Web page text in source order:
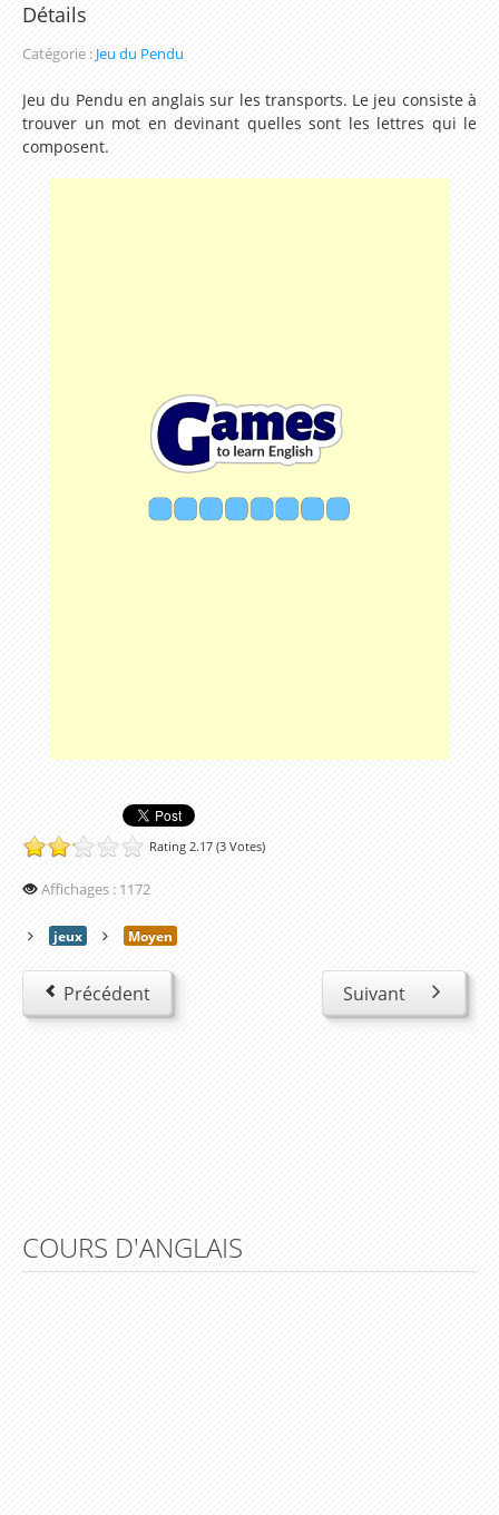
Parcours sur les Couleurs en Anglais
Parcours du prétérit simple / Simple Past
Parcours d'apprentissage sur les Nombres
Se présenter en anglais
Les Modaux en Anglais
Leçon 2 Meeting a new friend
Lesson 3 – How are you ?
Lesson 11 – What is the date today ?
Lesson 12 – What’s the weather like ?
Lesson 13 – At home
Lesson 14 – At school
Lesson 15 – What time is it ?
Lesson 16 – In my bedroom
Lesson 22 – Can you tell me the way to…?
Lesson 23 – What are you doing ?
Détails
Catégorie : Jeu du Pendu
Jeu du Pendu en anglais sur les transports. Le jeu consiste à
trouver un mot en devinant quelles sont les lettres qui le
composent.
Rating 2.17 (3 Votes)
Affichages : 1172
jeux Moyen
Précédent Suivant
COURS D'ANGLAIS